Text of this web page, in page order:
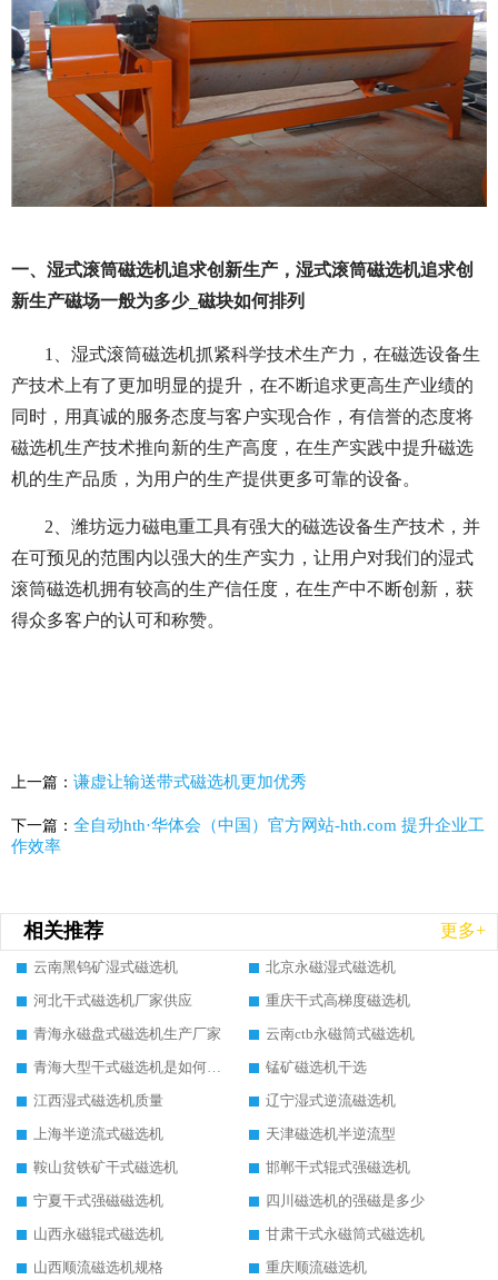
一、湿式滚筒磁选机追求创新生产，湿式滚筒磁选机追求创
新生产磁场一般为多少_磁块如何排列
1、湿式滚筒磁选机抓紧科学技术生产力，在磁选设备生
产技术上有了更加明显的提升，在不断追求更高生产业绩的
同时，用真诚的服务态度与客户实现合作，有信誉的态度将
磁选机生产技术推向新的生产高度，在生产实践中提升磁选
机的生产品质，为用户的生产提供更多可靠的设备。
2、潍坊远力磁电重工具有强大的磁选设备生产技术，并
在可预见的范围内以强大的生产实力，让用户对我们的湿式
滚筒磁选机拥有较高的生产信任度，在生产中不断创新，获
得众多客户的认可和称赞。
上一篇： 谦虚让输送带式磁选机更加优秀
下一篇： 全自动hth·华体会（中国）官方网站-hth.com 提升企业工
作效率
相关推荐 更多+
云南黑钨矿湿式磁选机
北京永磁湿式磁选机
河北干式磁选机厂家供应
重庆干式高梯度磁选机
青海永磁盘式磁选机生产厂家
云南ctb永磁筒式磁选机
青海大型干式磁选机是如何选矿的
锰矿磁选机干选
江西湿式磁选机质量
辽宁湿式逆流磁选机
上海半逆流式磁选机
天津磁选机半逆流型
鞍山贫铁矿干式磁选机
邯郸干式辊式强磁选机
宁夏干式强磁磁选机
四川磁选机的强磁是多少
山西永磁辊式磁选机
甘肃干式永磁筒式磁选机
山西顺流磁选机规格
重庆顺流磁选机